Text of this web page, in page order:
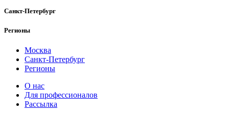
Санкт-Петербург
Регионы
Москва
Санкт-Петербург
Регионы
О нас
Для профессионалов
Рассылка